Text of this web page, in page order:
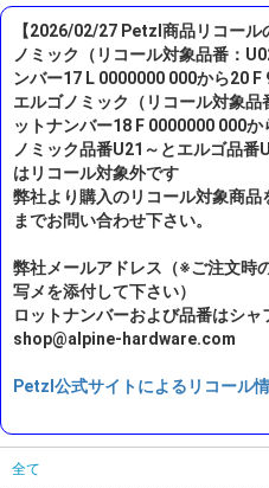
【2026/02/27 Petzl商品リコール
ノミック（リコール対象品番：
ンバー17 L 0000000 000から20
エルゴノミック（リコール対象
ットナンバー18 F 0000000 000
ノミック品番U21～とエルゴ品
はリコール対象外です
弊社より購入のリコール対象商
までお問い合わせ下さい。
弊社メールアドレス（※ご注文時
写メを添付して下さい）
ロットナンバーおよび品番はシ
shop@alpine-hardware.com
Petzl公式サイトによるリコール
全て